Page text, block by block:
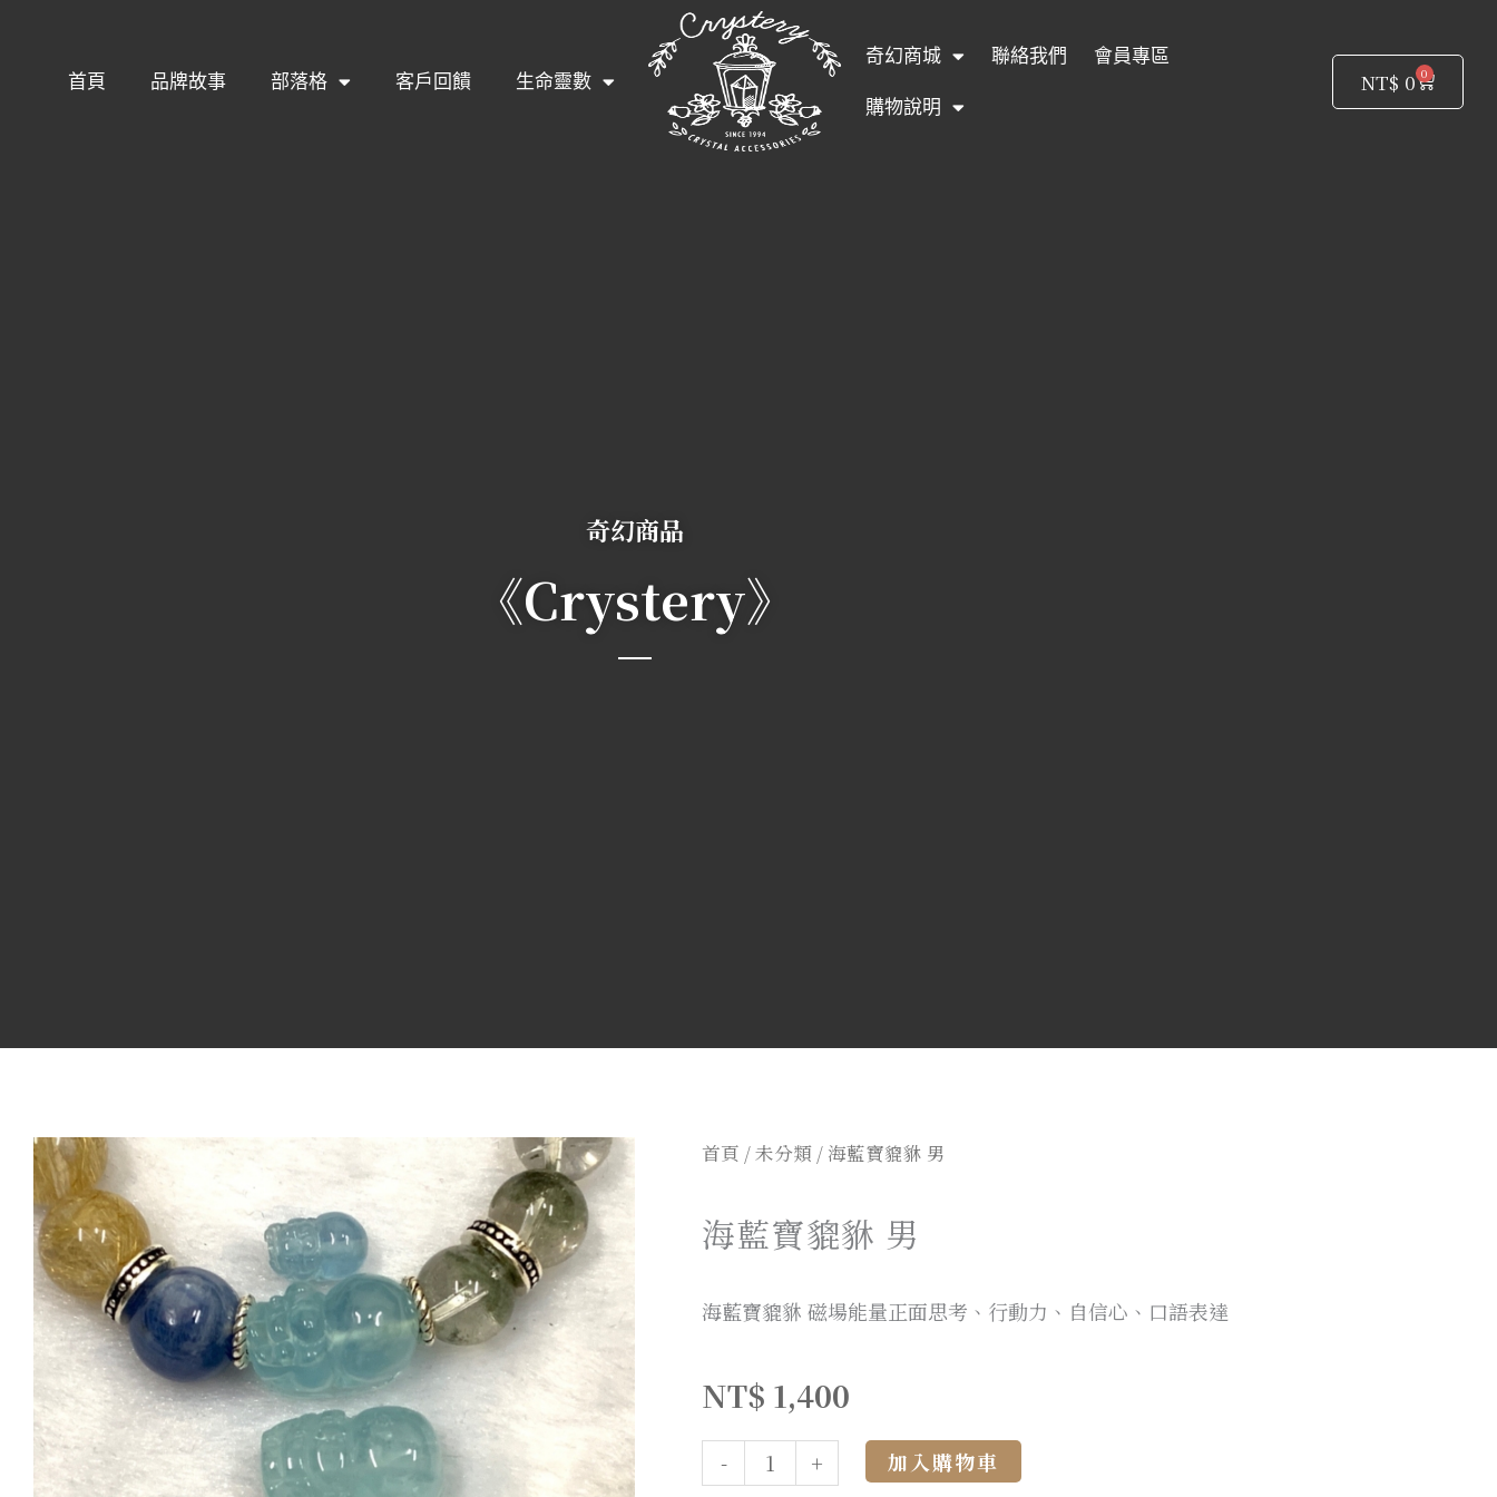
首頁 品牌故事 部落格 客戶回饋 生命靈數
奇幻商城 聯絡我們 會員專區
購物說明
NT$ 0 0
購
物
籃
奇幻商品
《Crystery》
首頁 /未分類 / 海藍寶貔貅 男
海藍寶貔貅 男
海藍寶貔貅 磁場能量正面思考、行動力、自信心、口語表達
NT$ 1,400
- + 加入購物車